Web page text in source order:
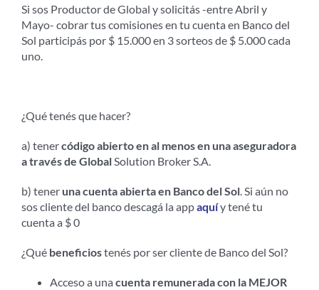
Si sos Productor de Global y solicitás -entre Abril y
Mayo- cobrar tus comisiones en tu cuenta en Banco del
Sol participás por $ 15.000 en 3 sorteos de $ 5.000 cada
uno.
¿Qué tenés que hacer?
a) tenercódigo abierto en al menos en una aseguradora
a través de GlobalSolution Broker S.A.
b) tener una cuenta abierta en Banco del Sol. Si aún no
sos cliente del banco descagá la appaquíy tené tu
cuenta a $ 0
¿Qué beneficiostenés por ser cliente de Banco del Sol?
Acceso a una cuenta remunerada con la MEJOR